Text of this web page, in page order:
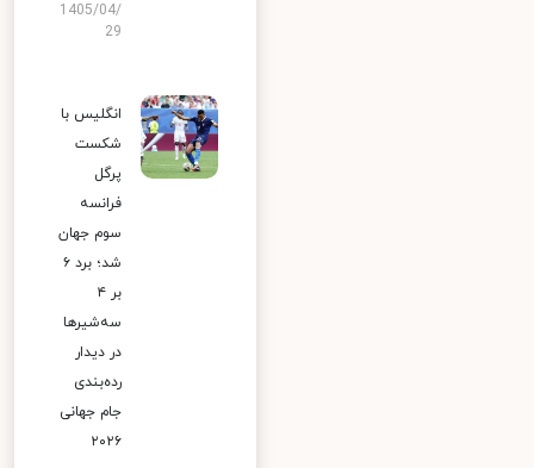
1405/04/
29
انگلیس با
شکست
پرگل
فرانسه
سوم جهان
شد؛ برد ۶
بر ۴
سه‌شیرها
در دیدار
رده‌بندی
جام جهانی
۲۰۲۶